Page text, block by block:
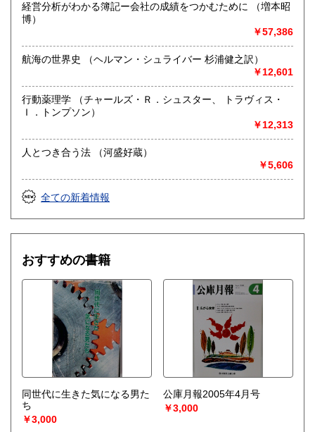
経営分析がわかる簿記ー会社の成績をつかむために （増本昭
博）
￥57,386
航海の世界史 （ヘルマン・シュライバー 杉浦健之訳）
￥12,601
行動薬理学 （チャールズ・Ｒ．シュスター、 トラヴィス・
Ｉ．トンプソン）
￥12,313
人とつき合う法 （河盛好蔵）
￥5,606
全ての新着情報
おすすめの書籍
同世代に生きた気になる男た
ち
￥3,000
公庫月報2005年4月号
￥3,000